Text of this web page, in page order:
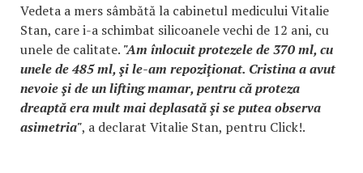
Vedeta a mers sâmbătă la cabinetul medicului Vitalie
Stan, care i-a schimbat silicoanele vechi de 12 ani, cu
unele de calitate. "Am înlocuit protezele de 370 ml, cu
unele de 485 ml, şi le-am repoziţionat. Cristina a avut
nevoie şi de un lifting mamar, pentru că proteza
dreaptă era mult mai deplasată şi se putea observa
asimetria", a declarat Vitalie Stan, pentru Click!.